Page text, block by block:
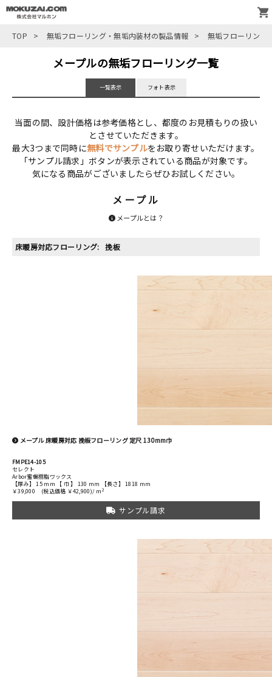
TOP > 無垢フローリング・無垢内装材の製品情報 > 無垢フローリング
メープルの無垢フローリング一覧
一覧表示 フォト表示
当面の間、設計価格は参考価格とし、都度のお見積もりの扱い
とさせていただきます。
最大3つまで同時に無料でサンプルをお取り寄せいただけます。
「サンプル請求」ボタンが表示されている商品が対象です。
気になる商品がございましたらぜひお試しください。
メープル
メープルとは？
床暖房対応フローリング: 挽板
メープル 床暖房対応 挽板フローリング 定尺 130mm巾
FMPE14-105
セレクト
Arbor蜜蝋樹脂ワックス
【厚み】 15 mm 【 巾 】 130 mm 【長さ】 1818 mm
￥39,000
(税込価格 ￥42,900)/ m 2
サンプル請求